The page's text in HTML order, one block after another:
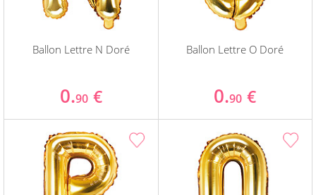
Ballon Lettre N Doré
0.90 €
Ballon Lettre O Doré
0.90 €